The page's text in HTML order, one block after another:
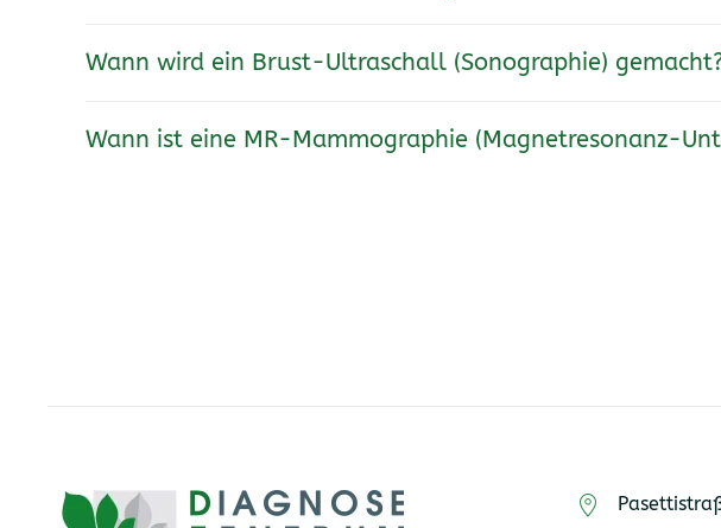
Wann wird ein Brust-Ultraschall (Sonographie)
Wann ist eine MR-Mammographie (Magnetresonanz-